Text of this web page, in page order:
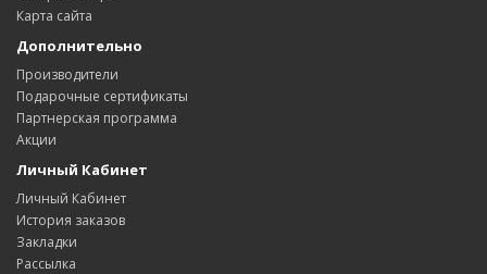
Карта сайта
Дополнительно
Производители
Подарочные сертификаты
Партнерская программа
Акции
Личный Кабинет
Личный Кабинет
История заказов
Закладки
Рассылка